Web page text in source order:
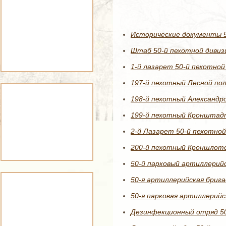
Исторические документы
Штаб 50-й пехотной
1-й лазарет 50-й пехотной
197-й пехотный Лесной
198-й пехотный
199-й пехотный
2-й Лазарет 50-й
200-й пехотный
50-й парковый
50-я артиллерийская
50-я парковая
Дезинфекционный отряд